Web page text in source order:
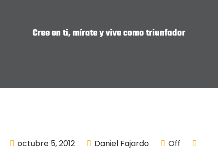
Cree en ti, mírate y vive como triunfador
octubre 5, 2012 Daniel Fajardo
Off